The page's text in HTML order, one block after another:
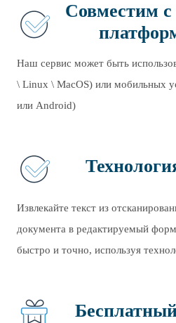
Совместим
Наш сервис может быть
\ Linux \ MacOS) или мобильных
или Android)
Извлекайте текст из
документа в редактируемый
быстро и точно, используя